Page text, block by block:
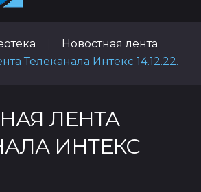
Новостная лента
Телеканала Интекс 14.12.22.
ЛЕНТА
ИНТЕКС